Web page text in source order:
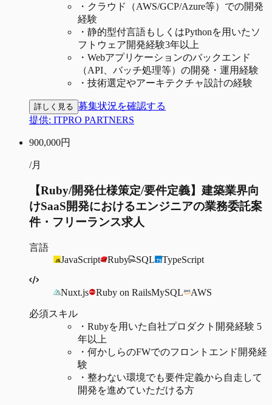
・ クラウド（AWS/GCP/Azure等）での開発
経験
・ 静的型付言語もしくはPythonを用いたソ
フトウェア開発経験3年以上
・ Webアプリケーションのバックエンド
（API、バッチ処理等）の開発・運用経験
・ 技術選定やアーキテクチャ設計の経験
詳しく見る 募集状況を確認する
提供: ITPRO PARTNERS
900,000円
/月
【Ruby/開発仕様策定/要件定義】建築業界向
けSaaS開発におけるエンジニアの業務委託案
件・フリーランス求人
言語
JavaScript
Ruby SQL TypeScript
Nuxt.js Ruby on RailsMySQL AWS
必須スキル
・ Rubyを用いた自社プロダクト開発経験 5
年以上
・ 何かしらのFWでのフロントエンド開発経
験
・ 整わない環境でも要件定義から自走して
開発を進めていただける方